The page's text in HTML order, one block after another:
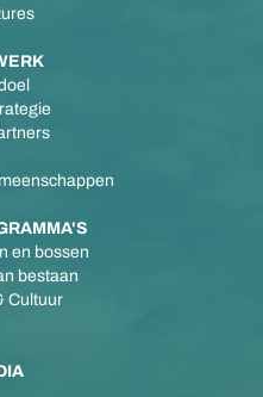
en bossen
bestaan
Cultuur